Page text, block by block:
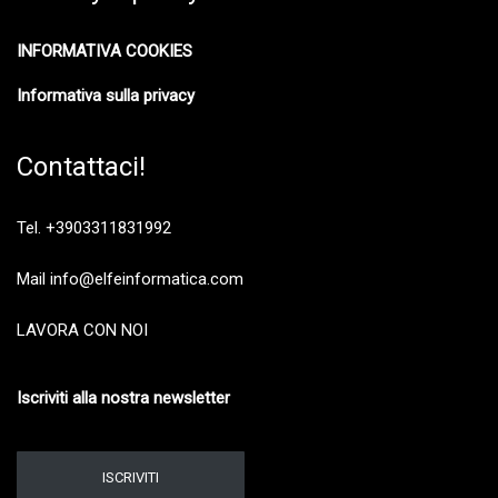
INFORMATIVA COOKIES
Informativa sulla privacy
Contattaci!
Tel. +3903311831992
Mail info@elfeinformatica.com
LAVORA CON NOI
Iscriviti alla nostra newsletter
ISCRIVITI